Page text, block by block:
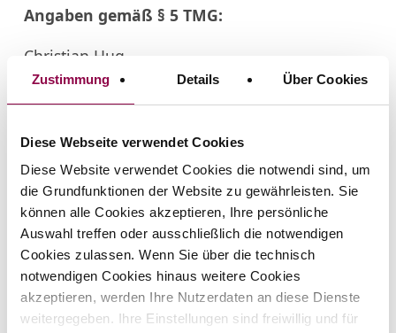
Zustimmung Details Über Cookies
Diese Webseite verwendet Cookies
Diese Website verwendet Cookies die notwendi sind, um
die Grundfunktionen der Website zu gewährleisten. Sie
können alle Cookies akzeptieren, Ihre persönliche
Auswahl treffen oder ausschließlich die notwendigen
Cookies zulassen. Wenn Sie über die technisch
notwendigen Cookies hinaus weitere Cookies
akzeptieren, werden Ihre Nutzerdaten an diese Dienste
weitergegeben. Ihre Einstellungen sind freiwillig und für
Angaben gemäß § 5 TMG:
Christian Hug
Coaching & Systemische Beratung
Diakonie-Kerold-Weg 11
Deutschland
Kontakt:
+49(0) 176 96 59 75 36
mail@christian-hug.net
Quellen:
Fotografie:Tanja Alde
Konzept, Gestaltung & technische Umsetzung: